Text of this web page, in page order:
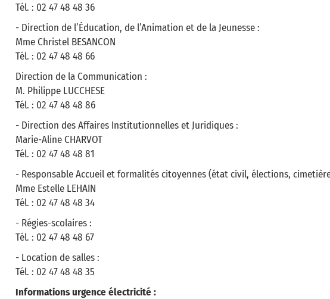
Tél. : 02 47 48 48 36
- Direction de l’Éducation, de l’Animation et de la Jeunesse :
Mme Christel BESANCON
Tél. : 02 47 48 48 66
Direction de la Communication :
M. Philippe LUCCHESE
Tél. : 02 47 48 48 86
- Direction des Affaires Institutionnelles et Juridiques :
Marie-Aline CHARVOT
Tél. : 02 47 48 48 81
- Responsable Accueil et formalités citoyennes (état civil, élections,
Mme Estelle LEHAIN
Tél. : 02 47 48 48 34
- Régies-scolaires :
Tél. : 02 47 48 48 67
- Location de salles :
Tél. : 02 47 48 48 35
Informations urgence électricité :